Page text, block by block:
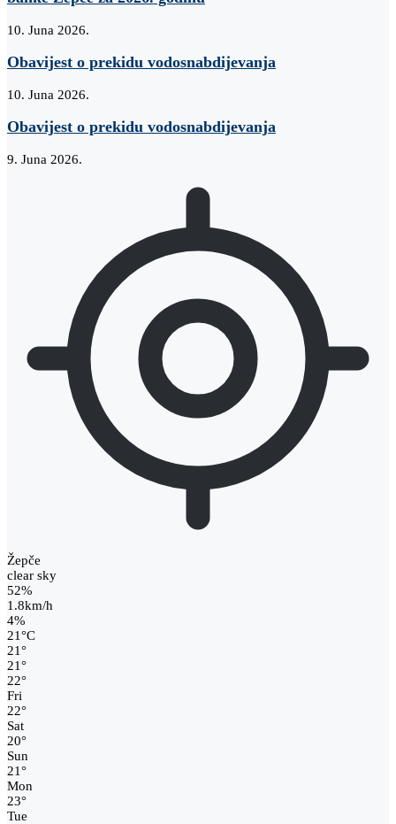
10. Juna 2026.
Obavijest o prekidu vodosnabdijevanja
10. Juna 2026.
Obavijest o prekidu vodosnabdijevanja
9. Juna 2026.
Žepče
clear sky
52%
1.8km/h
4%
21°C
21°
21°
22°
Fri
22°
Sat
20°
Sun
21°
Mon
23°
Tue